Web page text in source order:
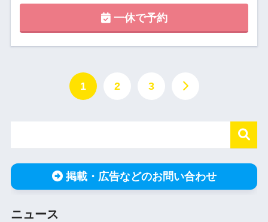
一休で予約
1 2 3
掲載・広告などのお問い合わせ
ニュース